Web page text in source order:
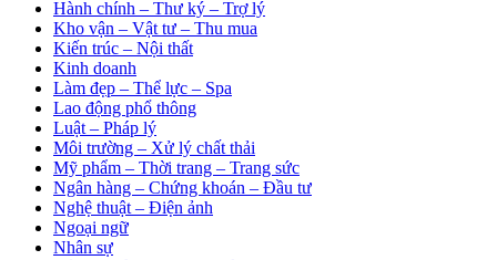
Hành chính – Thư ký – Trợ lý
Kho vận – Vật tư – Thu mua
Kiến trúc – Nội thất
Kinh doanh
Làm đẹp – Thể lực – Spa
Lao động phổ thông
Luật – Pháp lý
Môi trường – Xử lý chất thải
Mỹ phẩm – Thời trang – Trang sức
Ngân hàng – Chứng khoán – Đầu tư
Nghệ thuật – Điện ảnh
Ngoại ngữ
Nhân sự